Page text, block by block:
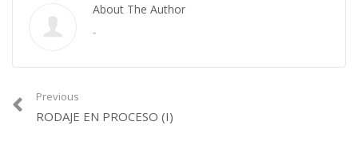
About The Author
-
Previous
RODAJE EN PROCESO (I)